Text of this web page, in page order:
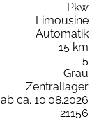
Pkw
Limousine
Automatik
15 km
5
Grau
Zentrallager
ab ca. 10.08.2026
21156